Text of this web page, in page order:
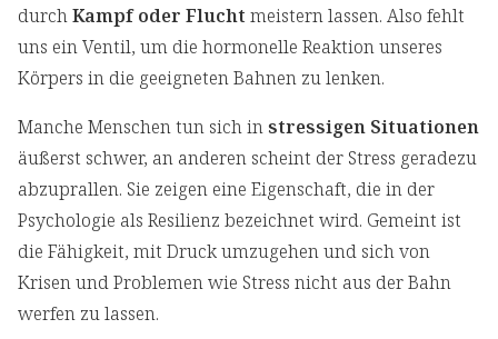
durchKampf oder Flucht meistern lassen. Also fehlt
uns ein Ventil, um die hormonelle Reaktion unseres
Körpers in die geeigneten Bahnen zu lenken.
Manche Menschen tun sich instressigen Situationen
äußerst schwer, an anderen scheint der Stress geradezu
abzuprallen. Sie zeigen eine Eigenschaft, die in der
Psychologie als Resilienz bezeichnet wird. Gemeint ist
die Fähigkeit, mit Druck umzugehen und sich von
Krisen und Problemen wie Stress nicht aus der Bahn
werfen zu lassen.